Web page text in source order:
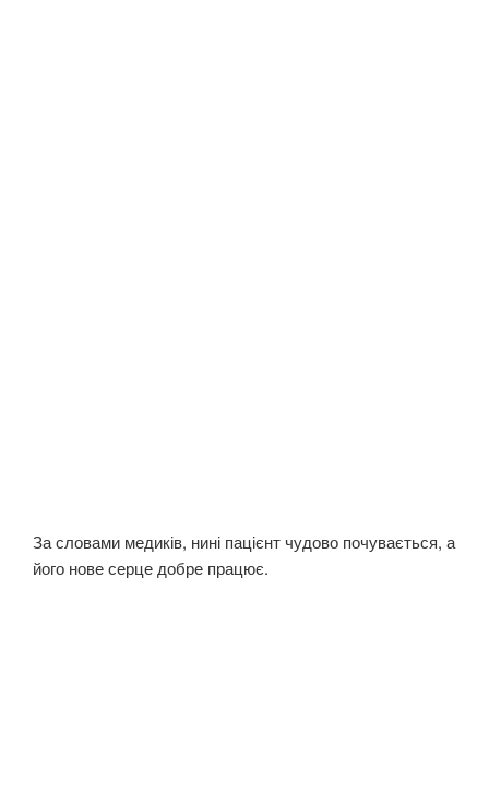
За словами медиків, нині пацієнт чудово почувається, а
його нове серце добре працює.